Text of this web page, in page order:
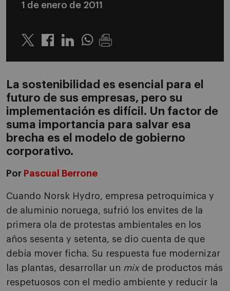
1 de enero de 2011
Twitter LinkedinWhatsapp
La sostenibilidad es esencial para el
futuro de sus empresas, pero su
implementación es difícil. Un factor de
suma importancia para salvar esa
brecha es el modelo de gobierno
corporativo.
Por Pascual Berrone
Cuando Norsk Hydro, empresa petroquímica y
de aluminio noruega, sufrió los envites de la
primera ola de protestas ambientales en los
años sesenta y setenta, se dio cuenta de que
debía mover ficha. Su respuesta fue modernizar
las plantas, desarrollar un mixde productos más
respetuosos con el medio ambiente y reducir la